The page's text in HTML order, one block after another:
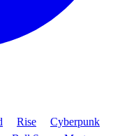
Rise
Cyberpunk